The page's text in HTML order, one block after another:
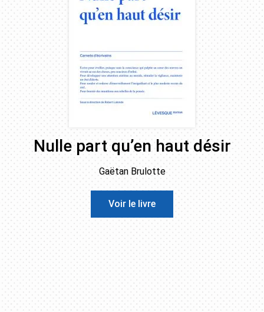
Nulle part qu’en haut désir
Gaëtan Brulotte
Voir le livre